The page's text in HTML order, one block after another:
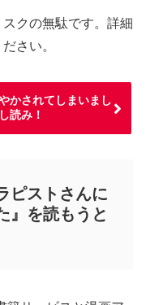
スクの無駄です。詳細
さい。
かされてしまいまし
読み！
ピストさんに
』を読もうと